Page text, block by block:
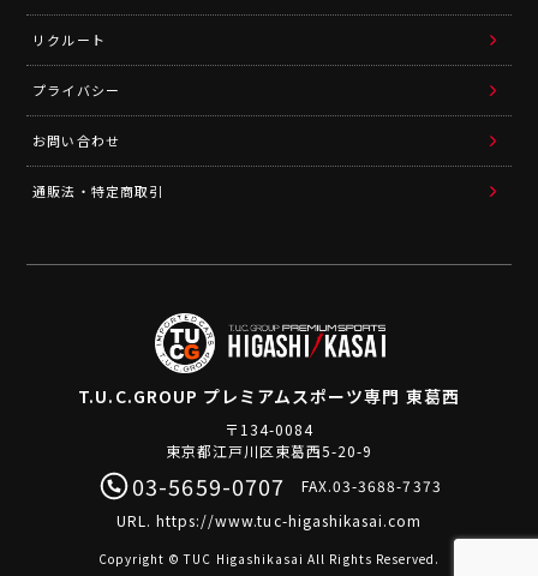
リクルート
プライバシー
お問い合わせ
通販法・特定商取引
T.U.C.GROUP プレミアムスポーツ専門 東葛西
〒134-0084
東京都江戸川区東葛西5-20-9
03-5659-0707
FAX.03-3688-7373
URL. https://www.tuc-higashikasai.com
Copyright © TUC Higashikasai All Rights Reserved.